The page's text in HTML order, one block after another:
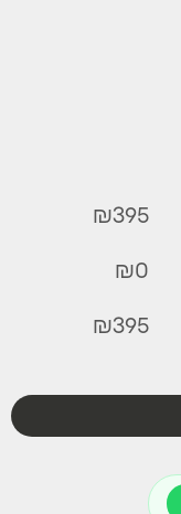
₪395
₪0
₪395